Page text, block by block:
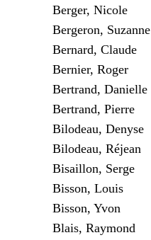
Berger, Nicole
Bergeron, Suzanne
Bernard, Claude
Bernier, Roger
Bertrand, Danielle
Bertrand, Pierre
Bilodeau, Denyse
Bilodeau, Réjean
Bisaillon, Serge
Bisson, Louis
Bisson, Yvon
Blais, Raymond